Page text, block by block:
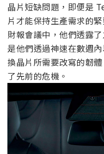
晶片短缺問題，即便是
片才能保持生產需求的
財報會議中，他們透露
是他們透過神速在數週
換晶片所需要改寫的韌
了先前的危機。